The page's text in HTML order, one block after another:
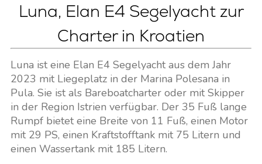
Luna, Elan E4 Segelyacht zur
Charter in Kroatien
Luna ist eine Elan E4 Segelyacht aus dem Jahr
2023 mit Liegeplatz in der Marina Polesana in
Pula. Sie ist als Bareboatcharter oder mit Skipper
in der Region Istrien verfügbar. Der 35 Fuß lange
Rumpf bietet eine Breite von 11 Fuß, einen Motor
mit 29 PS, einen Kraftstofftank mit 75 Litern und
einen Wassertank mit 185 Litern.